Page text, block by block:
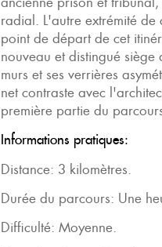
radial. L'autre extrémité de
point de départ de cet
nouveau et distingué siège
murs et ses verrières
net contraste avec
première partie du
Informations pratiques:
Distance: 3 kilomètres.
Durée du parcours: Une
Difficulté: Moyenne.